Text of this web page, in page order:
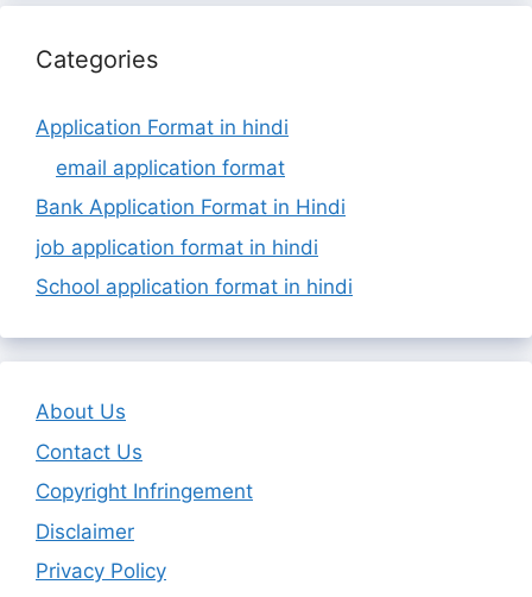
Categories
Application Format in hindi
email application format
Bank Application Format in Hindi
job application format in hindi
School application format in hindi
About Us
Contact Us
Copyright Infringement
Disclaimer
Privacy Policy